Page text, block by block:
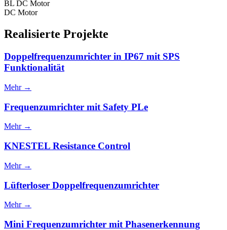
BL DC Motor
DC Motor
Realisierte Projekte
Doppelfrequenzumrichter in IP67 mit SPS
Funktionalität
Mehr →
Frequenzumrichter mit Safety PLe
Mehr →
KNESTEL Resistance Control
Mehr →
Lüfterloser Doppelfrequenzumrichter
Mehr →
Mini Frequenzumrichter mit Phasenerkennung